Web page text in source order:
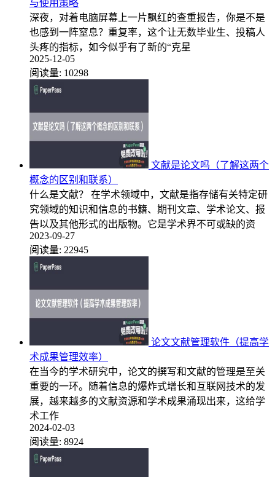
与使用策略
深夜，对着电脑屏幕上一片飘红的查重报告，你是不是
也感到一阵窒息？重复率，这个让无数毕业生、投稿人
头疼的指标，如今似乎有了新的“克星
2025-12-05
阅读量: 10298
文献是论文吗（了解这两个
概念的区别和联系）
什么是文献？ 在学术领域中，文献是指存储有关特定研
究领域的知识和信息的书籍、期刊文章、学术论文、报
告以及其他形式的出版物。它是学术界不可或缺的资
2023-09-27
阅读量: 22945
论文文献管理软件（提高学
术成果管理效率）
在当今的学术研究中，论文的撰写和文献的管理是至关
重要的一环。随着信息的爆炸式增长和互联网技术的发
展，越来越多的文献资源和学术成果涌现出来，这给学
术工作
2024-02-03
阅读量: 8924